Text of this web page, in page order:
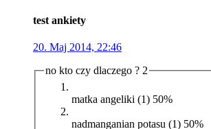
test ankiety
20. Maj 2014, 22:46
no kto czy dlaczego ? 2
matka angeliki (1) 50%
nadmanganian potasu (1) 50%